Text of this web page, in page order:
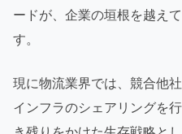
ードが、企業の垣根を越え
す。
現に物流業界では、競合他
インフラのシェアリングを